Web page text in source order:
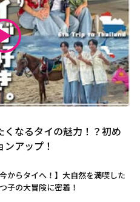
くなるタイの魅力！？初め
アップ！
今からタイへ！】大自然を満喫した
子の大冒険に密着！